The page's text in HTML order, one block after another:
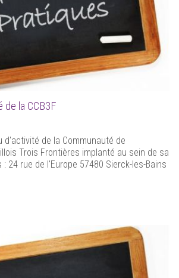
de la CCB3F
d'activité de la Communauté de
Trois Frontières implanté au sein de sa
24 rue de l'Europe 57480 Sierck-les-Bains